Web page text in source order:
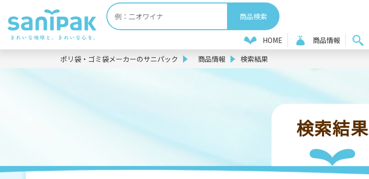
HOME 商品情報
ポリ袋・ゴミ袋メーカーのサニパック 商品情報 検索結果
検索結果